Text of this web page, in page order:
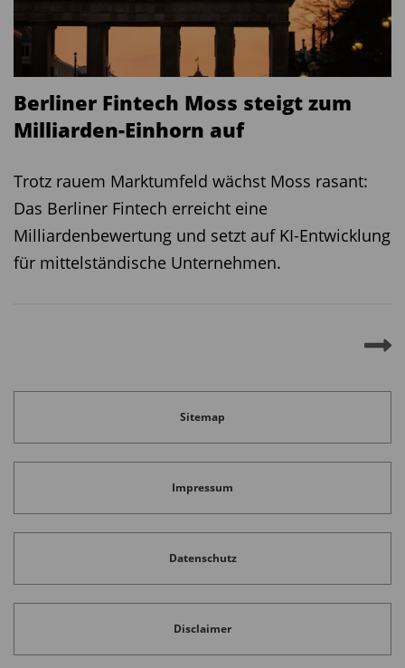
Berliner Fintech Moss steigt zum
Milliarden-Einhorn auf
Trotz rauem Marktumfeld wächst Moss rasant:
Das Berliner Fintech erreicht eine
Milliardenbewertung und setzt auf KI-Entwicklung
für mittelständische Unternehmen.
Sitemap
Impressum
Datenschutz
Disclaimer